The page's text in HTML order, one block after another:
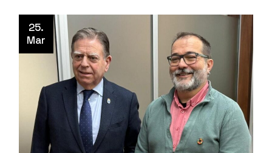
25.
Mar